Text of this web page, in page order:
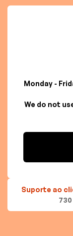
Monday -
We do not
Suporte ao